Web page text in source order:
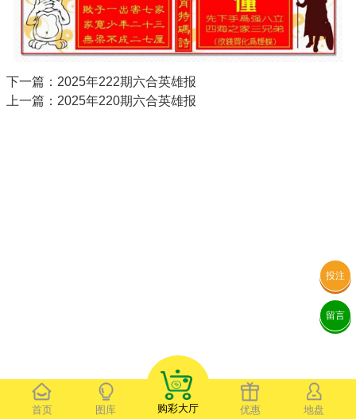
首页 图库 购彩大厅 优惠 地盘
投注
留言
下一篇：2025年222期六合英雄报
上一篇：2025年220期六合英雄报